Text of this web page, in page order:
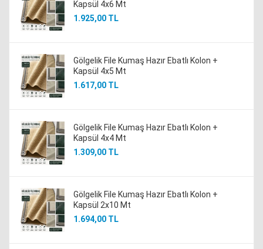
Kapsül 4x6 Mt
1.925,00 TL
Gölgelik File Kumaş Hazır Ebatlı Kolon +
Kapsül 4x5 Mt
1.617,00 TL
Gölgelik File Kumaş Hazır Ebatlı Kolon +
Kapsül 4x4 Mt
1.309,00 TL
Gölgelik File Kumaş Hazır Ebatlı Kolon +
Kapsül 2x10 Mt
1.694,00 TL